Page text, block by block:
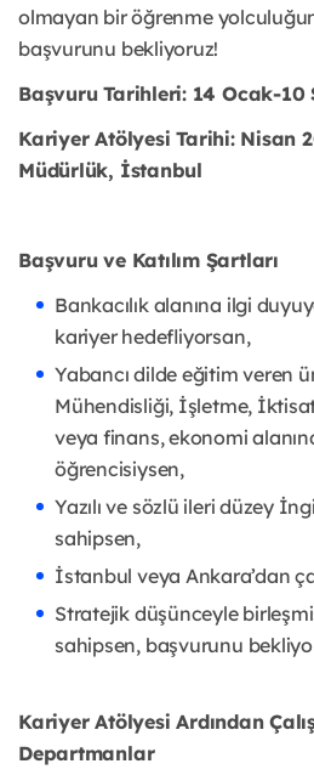
olmayan bir öğrenme
başvurunu bekliyoruz!
Başvuru Tarihleri: 14 Ocak-10
Kariyer Atölyesi Tarihi: Nisan
Müdürlük, İstanbul
Başvuru ve Katılım Şartları
Bankacılık alanına ilgi
kariyer hedefliyorsan,
Yabancı dilde eğitim veren
Mühendisliği, İşletme,
veya finans, ekonomi
öğrencisiysen,
Yazılı ve sözlü ileri düzey
sahipsen,
İstanbul veya Ankara’dan
Stratejik düşünceyle
sahipsen, başvurunu
Kariyer Atölyesi Ardından
Departmanlar